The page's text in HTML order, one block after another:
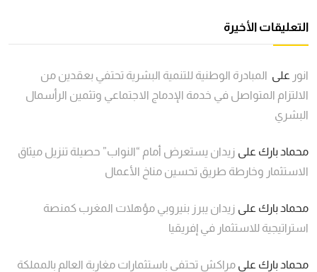
التعليقات الأخيرة
انور على المبادرة الوطنية للتنمية البشرية تحتفي بعقدين من
الالتزام المتواصل في خدمة الإدماج الاجتماعي وتثمين الرأسمال
البشري
محماد بارك على زيدان يستعرض أمام “النواب” حصيلة تنزيل ميثاق
الاستثمار وخارطة طريق تحسين مناخ الأعمال
محماد بارك على زيدان يبرز بنيروبي مؤهلات المغرب كمنصة
استراتيجية للاستثمار في إفريقيا
محماد بارك على مراكش تحتفي باستثمارات مغاربة العالم بالمملكة